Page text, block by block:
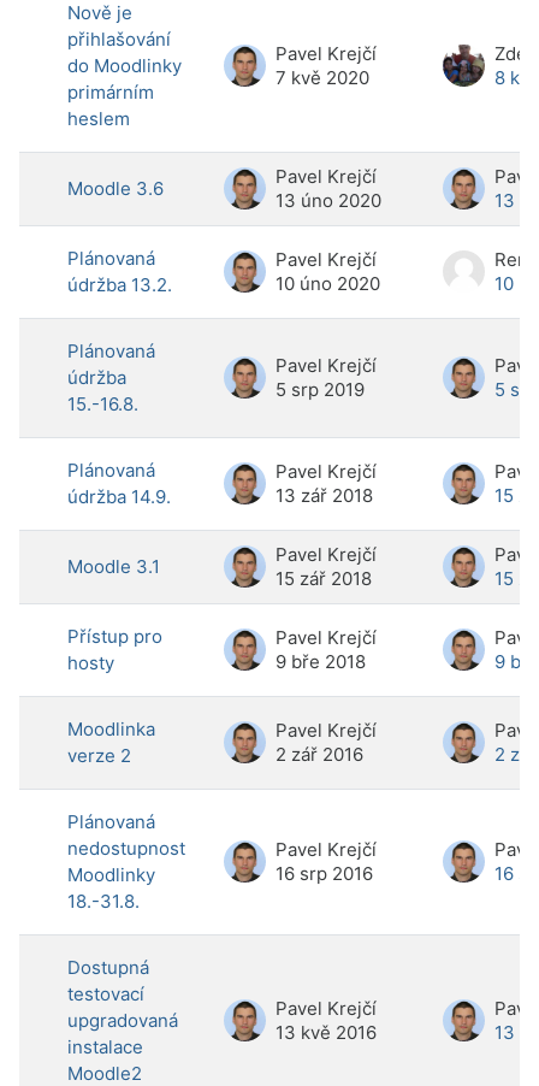
Nově je
přihlašování
do Moodlinky
primárním
heslem
Pavel Krejčí
7 kvě 2020
8
Moodle 3.6
Pavel Krejčí
13 úno 2020
13
Plánovaná
údržba 13.2.
Pavel Krejčí
10 úno 2020
10
Plánovaná
údržba
15.-16.8.
Pavel Krejčí
5 srp 2019
5
Plánovaná
údržba 14.9.
Pavel Krejčí
13 zář 2018
15
Moodle 3.1
Pavel Krejčí
15 zář 2018
15
Přístup pro
hosty
Pavel Krejčí
9 bře 2018
9
Moodlinka
verze 2
Pavel Krejčí
2 zář 2016
2
Plánovaná
nedostupnost
Moodlinky
18.-31.8.
Pavel Krejčí
16 srp 2016
16
Dostupná
testovací
upgradovaná
instalace
Moodle2
Pavel Krejčí
13 kvě 2016
13